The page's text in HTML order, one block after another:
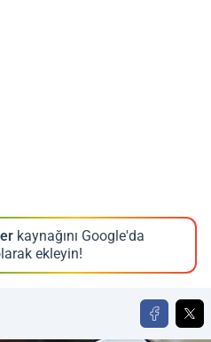
kaynağını Google'da
ekleyin!